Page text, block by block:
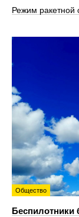
Режим ракетной
Общество